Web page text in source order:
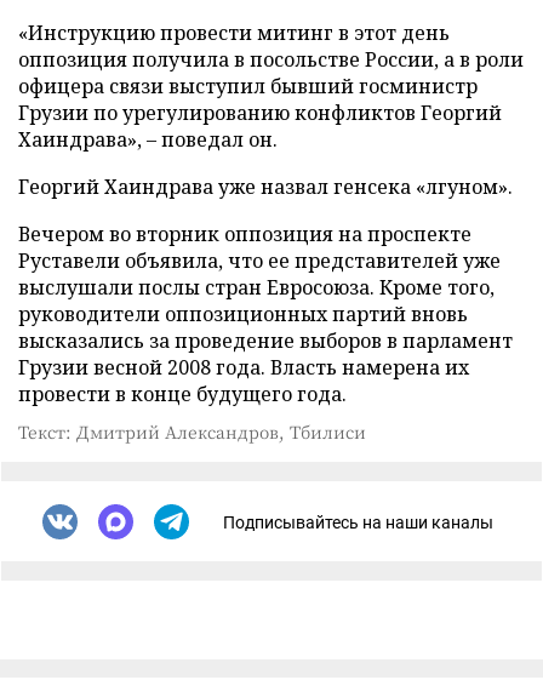
«Инструкцию провести митинг в этот день
оппозиция получила в посольстве России, а в роли
офицера связи выступил бывший госминистр
Грузии по урегулированию конфликтов Георгий
Хаиндрава», – поведал он.
Георгий Хаиндрава уже назвал генсека «лгуном».
Вечером во вторник оппозиция на проспекте
Руставели объявила, что ее представителей уже
выслушали послы стран Евросоюза. Кроме того,
руководители оппозиционных партий вновь
высказались за проведение выборов в парламент
Грузии весной 2008 года. Власть намерена их
провести в конце будущего года.
Текст: Дмитрий Александров, Тбилиси
Подписывайтесь на наши каналы